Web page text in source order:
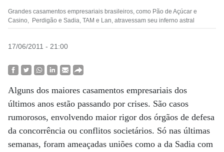
Grandes casamentos empresariais brasileiros, como Pão de Açúcar e
Casino, Perdigão e Sadia, TAM e Lan, atravessam seu inferno astral
17/06/2011 - 21:00
Alguns dos maiores casamentos empresariais dos
últimos anos estão passando por crises. São casos
rumorosos, envolvendo maior rigor dos órgãos de defesa
da concorrência ou conflitos societários. Só nas últimas
semanas, foram ameaçadas uniões como a da Sadia com